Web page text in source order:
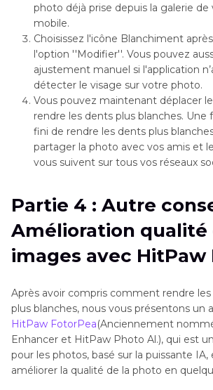
photo déjà prise depuis la galerie de
mobile.
Choisissez l'icône Blanchiment
l'option ''Modifier''. Vous pouvez
ajustement manuel si l'application
détecter le visage sur votre photo.
Vous pouvez maintenant déplacer
rendre les dents plus blanches. Une
fini de rendre les dents plus
partager la photo avec vos amis et
vous suivent sur tous vos réseaux
Partie 4 : Autre
Amélioration qualité
images avec HitPaw
Après avoir compris comment rendre
plus blanches, nous vous présentons un
HitPaw FotorPea(Anciennement
Enhancer et HitPaw Photo Al.), qui est
pour les photos, basé sur la puissante
améliorer la qualité de la photo en